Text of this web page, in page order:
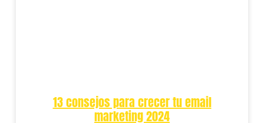
13 consejos para crecer tu email
marketing 2024